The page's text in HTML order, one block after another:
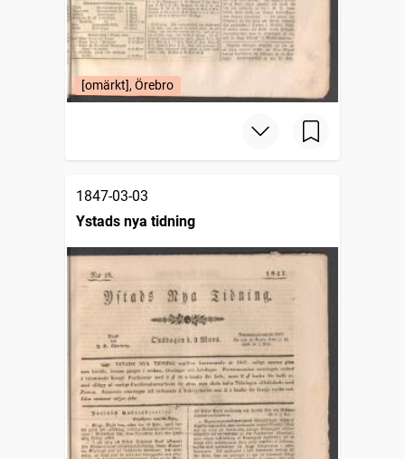
[omärkt], Örebro
1847-03-03
Ystads nya tidning